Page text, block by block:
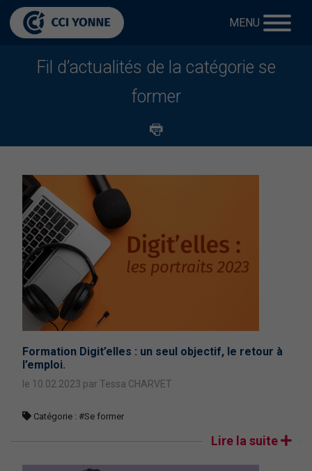
MENU
Fil d’actualités de la catégorie se
former
Formation Digit’elles : un seul objectif, le retour à
l’emploi.
le 10.02.2023 par Tessa CHARVET
Catégorie : #Se former
Lire la suite